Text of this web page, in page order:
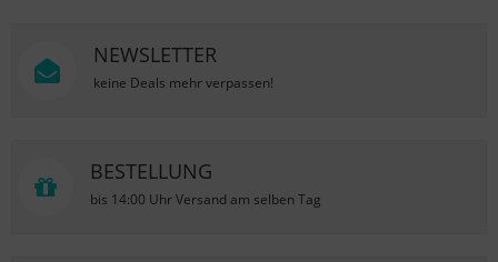
NEWSLETTER
keine Deals mehr verpassen!
BESTELLUNG
bis 14:00 Uhr Versand am selben Tag